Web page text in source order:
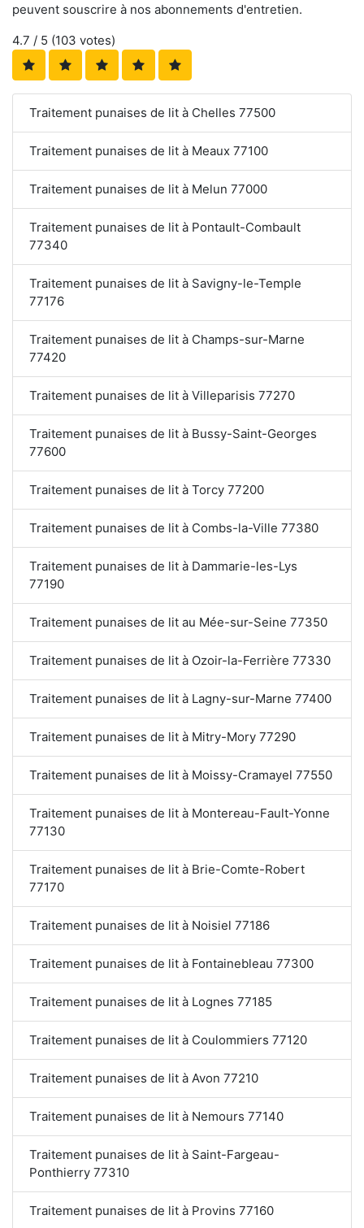
peuvent souscrire à nos abonnements d'entretien.
4.7 / 5 (103 votes)
Traitement punaises de lit à Chelles 77500
Traitement punaises de lit à Meaux 77100
Traitement punaises de lit à Melun 77000
Traitement punaises de lit à Pontault-Combault
77340
Traitement punaises de lit à Savigny-le-Temple
77176
Traitement punaises de lit à Champs-sur-Marne
77420
Traitement punaises de lit à Villeparisis 77270
Traitement punaises de lit à Bussy-Saint-Georges
77600
Traitement punaises de lit à Torcy 77200
Traitement punaises de lit à Combs-la-Ville 77380
Traitement punaises de lit à Dammarie-les-Lys
77190
Traitement punaises de lit au Mée-sur-Seine 77350
Traitement punaises de lit à Ozoir-la-Ferrière 77330
Traitement punaises de lit à Lagny-sur-Marne 77400
Traitement punaises de lit à Mitry-Mory 77290
Traitement punaises de lit à Moissy-Cramayel 77550
Traitement punaises de lit à Montereau-Fault-Yonne
77130
Traitement punaises de lit à Brie-Comte-Robert
77170
Traitement punaises de lit à Noisiel 77186
Traitement punaises de lit à Fontainebleau 77300
Traitement punaises de lit à Lognes 77185
Traitement punaises de lit à Coulommiers 77120
Traitement punaises de lit à Avon 77210
Traitement punaises de lit à Nemours 77140
Traitement punaises de lit à Saint-Fargeau-
Ponthierry 77310
Traitement punaises de lit à Provins 77160